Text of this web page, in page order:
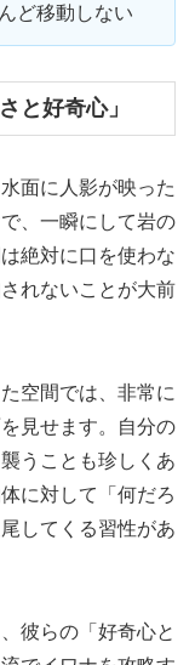
ど移動しない
と好奇心」
面に人影が映った
、一瞬にして岩の
絶対に口を使わな
れないことが大前
空間では、非常に
見せます。自分の
うことも珍しくあ
に対して「何だろ
してくる習性があ
彼らの「好奇心と